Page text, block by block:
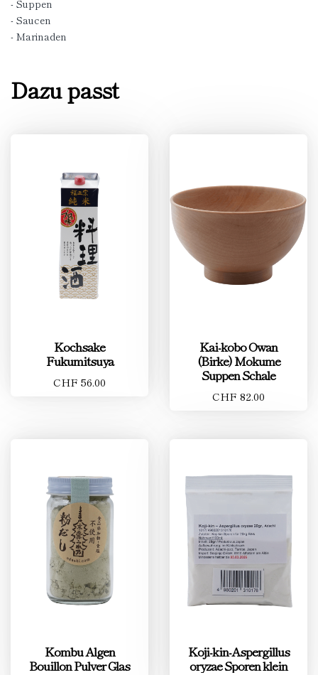
- Suppen
- Saucen
- Marinaden
Dazu passt
Kochsake
Fukumitsuya
CHF 56.00
Kai-kobo Owan
(Birke) Mokume
Suppen Schale
CHF 82.00
Kombu Algen
Bouillon Pulver Glas
Koji-kin-Aspergillus
oryzae Sporen klein